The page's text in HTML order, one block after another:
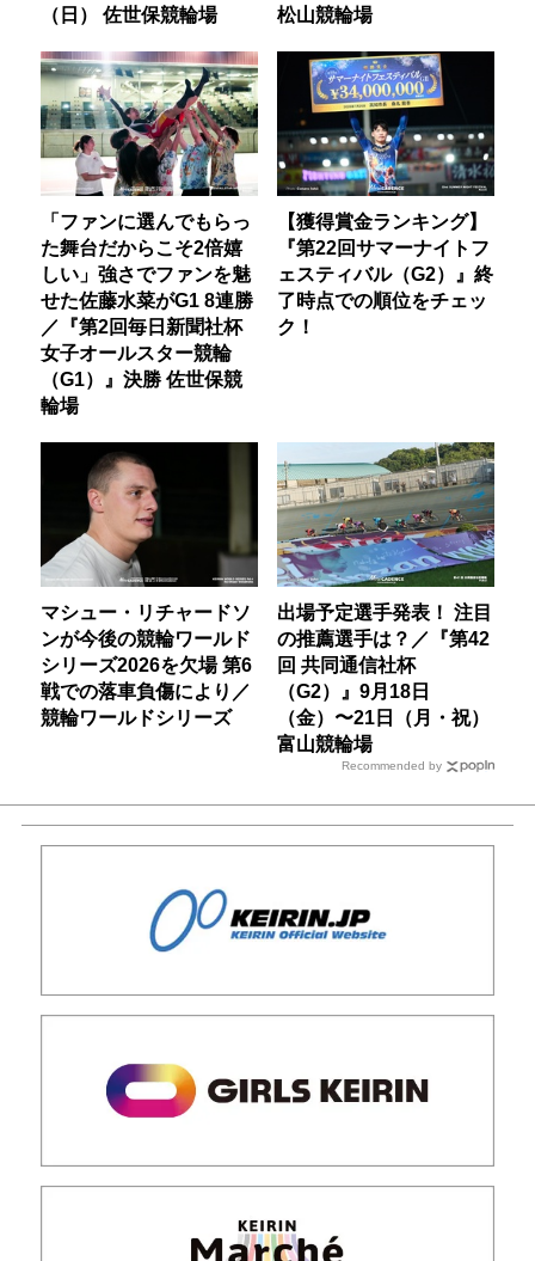
（日） 佐世保競輪場
松山競輪場
「ファンに選んでもらっ
た舞台だからこそ2倍嬉
しい」強さでファンを魅
せた佐藤水菜がG1 8連勝
／『第2回毎日新聞社杯
女子オールスター競輪
（G1）』決勝 佐世保競
輪場
【獲得賞金ランキング】
『第22回サマーナイトフ
ェスティバル（G2）』終
了時点での順位をチェッ
ク！
マシュー・リチャードソ
ンが今後の競輪ワールド
シリーズ2026を欠場 第6
戦での落車負傷により／
競輪ワールドシリーズ
出場予定選手発表！ 注目
の推薦選手は？／『第42
回 共同通信社杯
（G2）』9月18日
（金）〜21日（月・祝）
富山競輪場
Recommended by